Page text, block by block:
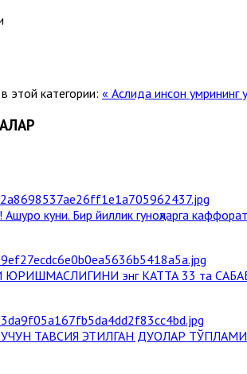
этой категории: « Аслида инсон умрининг
куни. Бир йиллик гуноҳларга
энг КАТТА 33 та
ТАВСИЯ ЭТИЛГАН ДУОЛАР ТЎПЛАМИ